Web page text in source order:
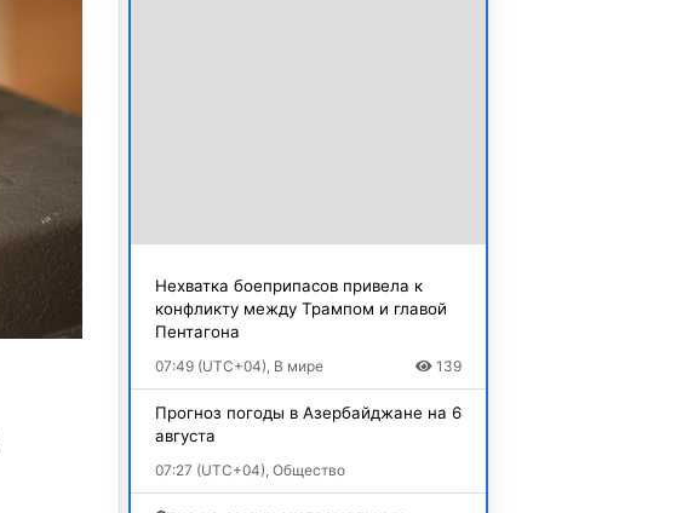
Нехватка боеприпасов привела к
конфликту между Трампом и главой
Пентагона
07:49 (UTC+04), В мире 139
Прогноз погоды в Азербайджане на 6
августа
07:27 (UTC+04), Общество